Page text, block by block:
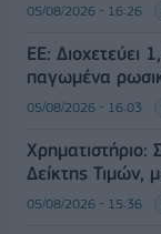
05/08/2026 - 16:26
ΕΕ: Διοχετεύει
παγωμένα
05/08/2026 - 16:03
Χρηματιστήριο:
Δείκτης Τιμών,
05/08/2026 - 15:36